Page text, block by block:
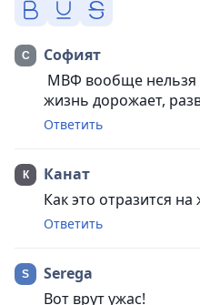
Софият
МВФ вообще нельзя
жизнь дорожает,
Ответить
Канат
Как это отразится
Ответить
Serega
Вот врут ужас!